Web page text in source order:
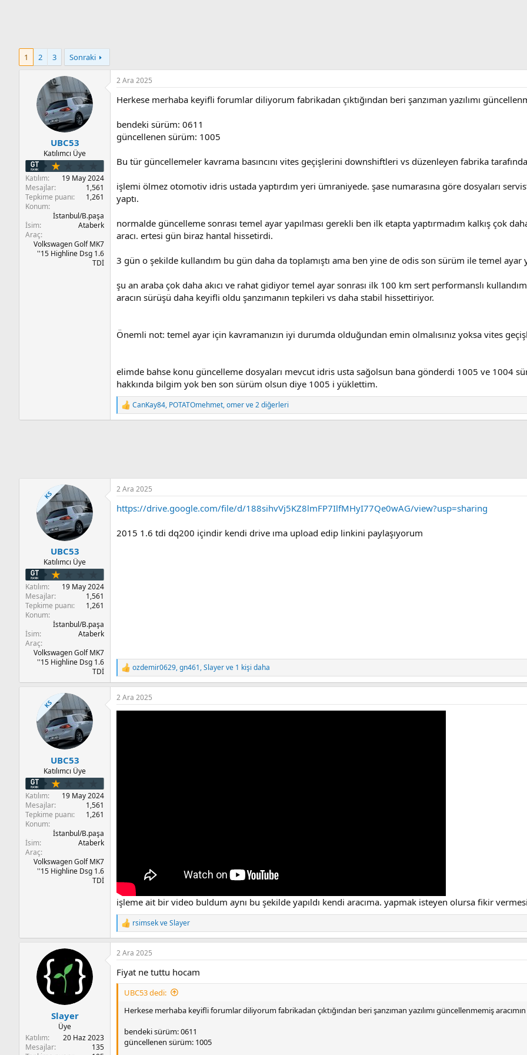
1 2 3 Sonraki
UBC53
Katılımcı Üye
Katılım
19 May 2024
Mesajlar
1,561
Tepkime puanı
1,261
Konum
İstanbul/B.paşa
İsim
Ataberk
Araç
Volkswagen Golf MK7
''15 Highline Dsg 1.6
TDİ
2 Ara 2025
Herkese merhaba keyifli forumlar diliyorum fabrikadan çıktığından beri şanzıman yazılımı
bendeki sürüm: 0611
güncellenen sürüm: 1005
Bu tür güncellemeler kavrama basıncını vites geçişlerini downshiftleri vs düzenleyen fabrika
işlemi ölmez otomotiv idris ustada yaptırdım yeri ümraniyede. şase numarasına göre dosyaları
yaptı.
normalde güncelleme sonrası temel ayar yapılması gerekli ben ilk etapta yaptırmadım kalkış çok
aracı. ertesi gün biraz hantal hissetirdi.
3 gün o şekilde kullandım bu gün daha da toplamıştı ama ben yine de odis son sürüm ile temel ayar
şu an araba çok daha akıcı ve rahat gidiyor temel ayar sonrası ilk 100 km sert performanslı
aracın sürüşü daha keyifli oldu şanzımanın tepkileri vs daha stabil hissettiriyor.
Önemli not: temel ayar için kavramanızın iyi durumda olduğundan emin olmalısınız yoksa vites
elimde bahse konu güncelleme dosyaları mevcut idris usta sağolsun bana gönderdi 1005 ve 1004
hakkında bilgim yok ben son sürüm olsun diye 1005 i yüklettim.
T
e
CanKay84, POTATOmehmet,omerve 2 diğerleri
KS
UBC53
Katılımcı Üye
Katılım
19 May 2024
Mesajlar
1,561
Tepkime puanı
1,261
Konum
İstanbul/B.paşa
İsim
Ataberk
Araç
Volkswagen Golf MK7
''15 Highline Dsg 1.6
TDİ
2 Ara 2025
https://drive.google.com/file/d/188sihvVj5KZ8lmFP7IlfMHyI77Qe0wAG/view?usp=sharing
2015 1.6 tdi dq200 içindir kendi drive ıma upload edip linkini paylaşıyorum
T
e
p
k
i
ozdemir0629,gn461,Slayerve 1 kişi daha
KS
UBC53
Katılımcı Üye
Katılım
19 May 2024
Mesajlar
1,561
Tepkime puanı
1,261
Konum
İstanbul/B.paşa
İsim
Ataberk
Araç
Volkswagen Golf MK7
''15 Highline Dsg 1.6
TDİ
2 Ara 2025
işleme ait bir video buldum aynı bu şekilde yapıldı kendi aracıma. yapmak isteyen olursa fikir
T
e
p
k
l
e
rsimsekveSlayer
Slayer
Üye
Katılım
20 Haz 2023
Mesajlar
135
2 Ara 2025
Fiyat ne tuttu hocam
UBC53 dedi:
Herkese merhaba keyifli forumlar diliyorum fabrikadan çıktığından beri şanzıman yazılımı güncellenmemiş
bendeki sürüm: 0611
güncellenen sürüm: 1005